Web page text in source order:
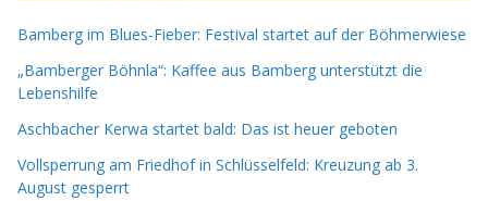
Bamberg im Blues-Fieber: Festival startet auf der Böhmerwiese
„Bamberger Böhnla“: Kaffee aus Bamberg unterstützt die
Lebenshilfe
Aschbacher Kerwa startet bald: Das ist heuer geboten
Vollsperrung am Friedhof in Schlüsselfeld: Kreuzung ab 3.
August gesperrt